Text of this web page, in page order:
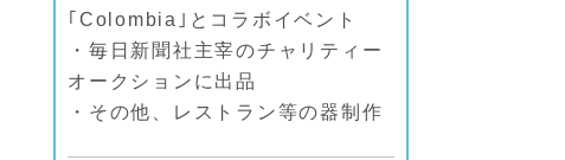
｢Colombia｣とコラボイベント
・毎日新聞社主宰のチャリティー
オークションに出品
・その他、レストラン等の器制作